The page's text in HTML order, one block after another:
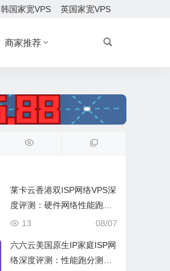
韩国家宽VPS 英国家宽VPS
商家推荐
莱卡云香港双ISP网络VPS深
度评测：硬件网络性能跑
分、流媒体兼容测试和选择
08/07
13
六六云美国原生IP家庭ISP网
络深度评测：性能跑分测